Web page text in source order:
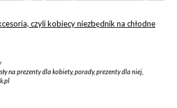
czyli kobiecy niezbędnik na chłodne
na prezenty dla kobiety,porady,prezenty dla niej,